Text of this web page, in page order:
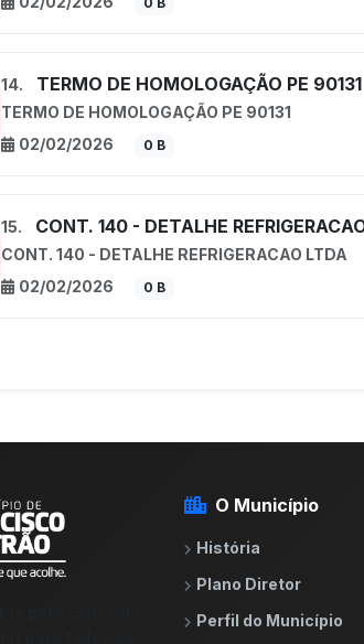
14. TERMO DE HOMOLOGAÇÃO PE 90131
TERMO DE HOMOLOGAÇÃO PE 90131
02/02/2026
0 B
15. CONT. 140 - DETALHE
CONT. 140 - DETALHE REFRIGERACAO LTDA
02/02/2026
0 B
O Município
História
Plano Diretor
Perfil do Município